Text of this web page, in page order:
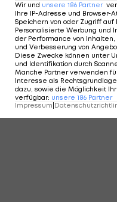
Wir und unsere 186 Partner
Ihre IP-Adresse und
Speichern von oder Zugriff
Personalisierte Werbung und
der Performance von
und Verbesserung von
Diese Zwecke können unter
und Identifikation durch
Manche Partner verwenden
Interesse als
dazu, sowie die Möglichkeit
verfügbar: unsere 186 Partner
Impressum